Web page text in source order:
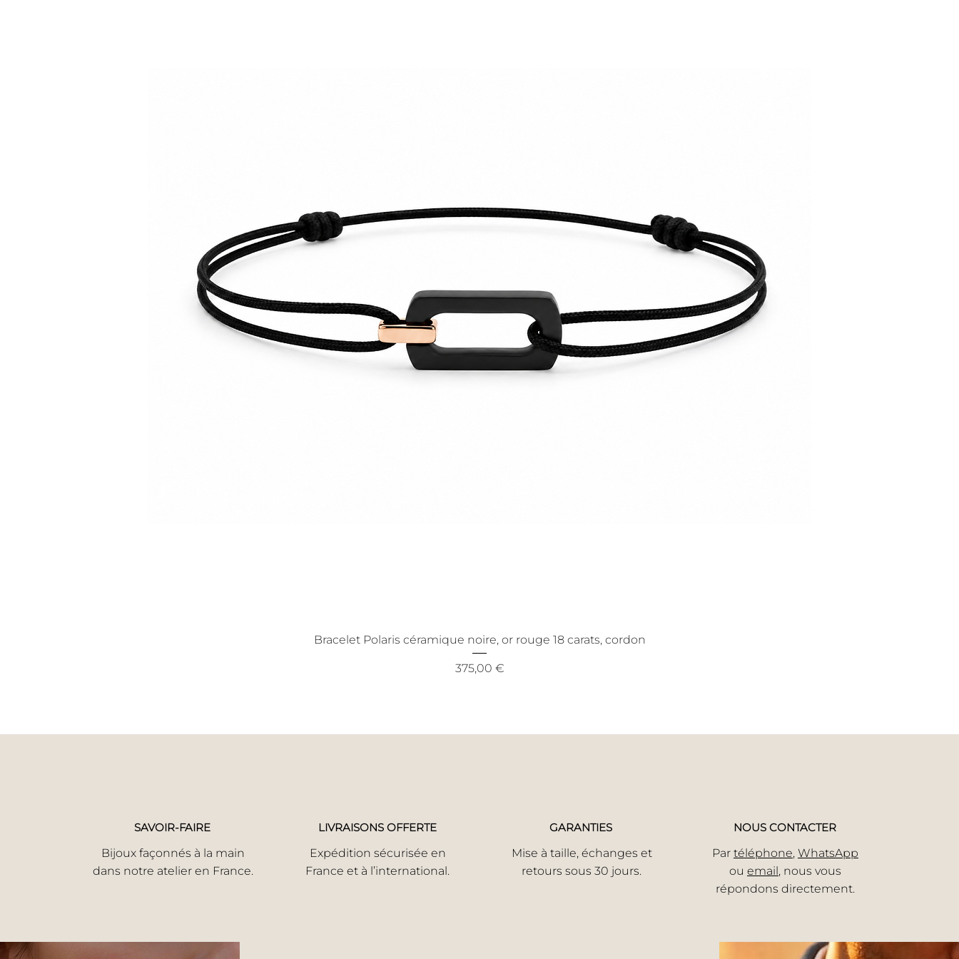
Bracelet Polaris céramique noire, or rouge 18 carats, cordon
Prix
375,00 €
SAVOIR-FAIRE
Bijoux façonnés à la main
dans notre atelier en France.
LIVRAISONS OFFERTE
Expédition sécurisée en
France et à l’international.
GARANTIES
Mise à taille, échanges et
retours sous 30 jours.
NOUS CONTACTER
Par téléphone, WhatsApp
ou email, nous vous
répondons directement.